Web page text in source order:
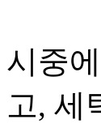
시중
고, 세